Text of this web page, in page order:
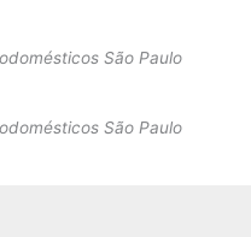
São Paulo
São Paulo